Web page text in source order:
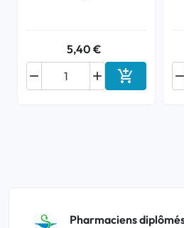
5,40 €

 Ajouter au

Pharmaciens